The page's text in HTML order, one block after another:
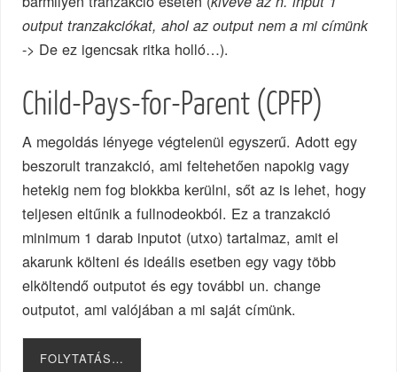
output tranzakciókat, ahol az output nem a mi címünk
-> De ez igencsak ritka holló…).
Child-Pays-for-Parent (CPFP)
A megoldás lényege végtelenül egyszerű. Adott egy
beszorult tranzakció, ami feltehetően napokig vagy
hetekig nem fog blokkba kerülni, sőt az is lehet, hogy
teljesen eltűnik a fullnodeokból. Ez a tranzakció
minimum 1 darab inputot (utxo) tartalmaz, amit el
akarunk költeni és ideális esetben egy vagy több
elköltendő outputot és egy további un. change
outputot, ami valójában a mi saját címünk.
FOLYTATÁS…